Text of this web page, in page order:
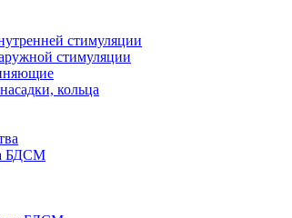
стимуляции
стимуляции
кольца
БДСМ